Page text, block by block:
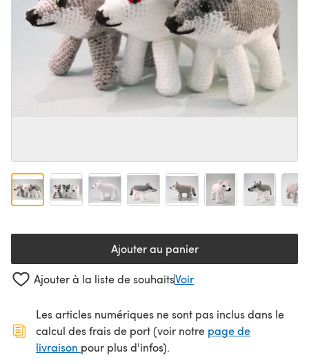
Ajouter au panier
Ajouter à la liste de souhaitsVoir
Les articles numériques ne sont pas inclus dans le
calcul des frais de port (voir notre page de
livraison (s'ouvre dans un nouvel onglet)
pour plus d'infos).